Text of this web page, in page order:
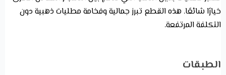
خيارًا شائعًا. هذه القطع تبرز جمالية وفخامة مطليات ذهبية دون
التكلفة المرتفعة.
الطبقات